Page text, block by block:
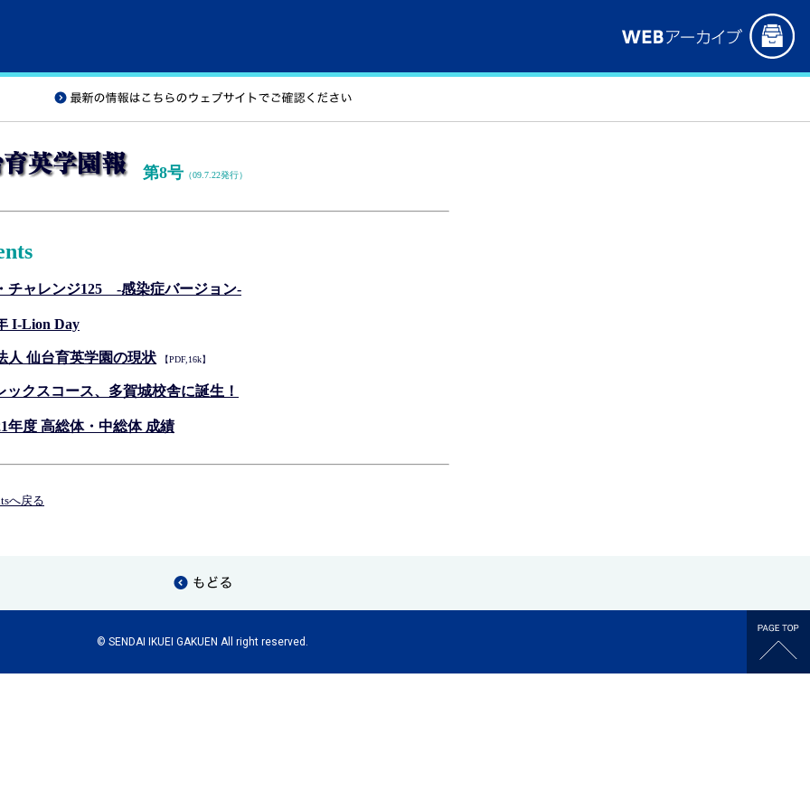
第8号 （09.7.22発行）
チャレンジ125 -感染症バージョン-
I-Lion Day
人 仙台育英学園の現状 【PDF,16k】
ックスコース、多賀城校舎に誕生！
年度 高総体・中総体 成績
へ戻る
© SENDAI IKUEI GAKUEN All right reserved.